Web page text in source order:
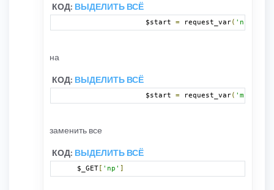
КОД: ВЫДЕЛИТЬ ВСЁ
		$start
= request_var( 'np'
на
КОД: ВЫДЕЛИТЬ ВСЁ
		$start
= request_var( 'mnp'
заменить все
КОД: ВЫДЕЛИТЬ ВСЁ
$_GET [ 'np' ]